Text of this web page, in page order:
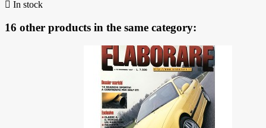
 In stock
16 other products in the same category: